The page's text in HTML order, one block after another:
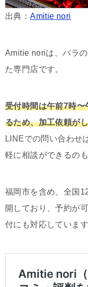
出典：Amitie nori
Amitie noriは、バラ
た専門店です。
受付時間は午前7時
るため、加工依頼が
LINEでの問い合わせ
軽に相談ができるの
福岡市を含め、全国
開しており、予約が
付にも対応しています